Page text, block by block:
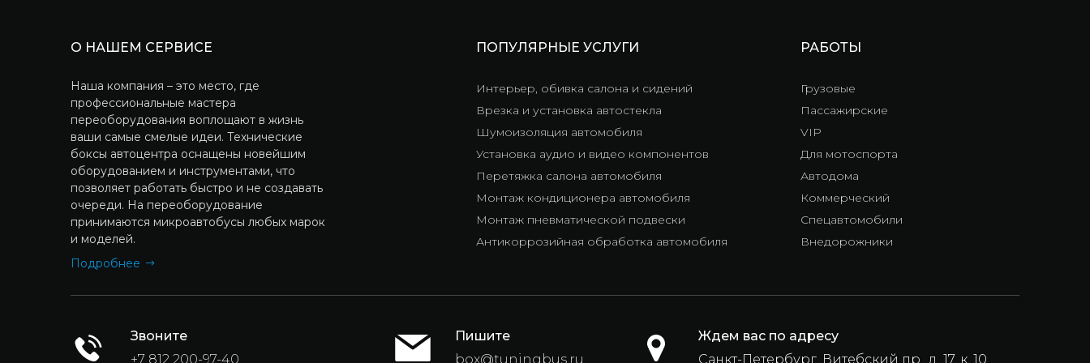
О НАШЕМ СЕРВИСЕ
Наша компания – это место, где
профессиональные мастера
переоборудования воплощают в жизнь
ваши самые смелые идеи. Технические
боксы автоцентра оснащены новейшим
оборудованием и инструментами, что
позволяет работать быстро и не создавать
очереди. На переоборудование
принимаются микроавтобусы любых марок
и моделей.
Подробнее
ПОПУЛЯРНЫЕ УСЛУГИ
Интерьер, обивка салона и сидений
Врезка и установка автостекла
Шумоизоляция автомобиля
Установка аудио и видео компонентов
Перетяжка салона автомобиля
Монтаж кондиционера автомобиля
Монтаж пневматической подвески
Антикоррозийная обработка автомобиля
РАБОТЫ
Грузовые
Пассажирские
VIP
Для мотоспорта
Автодома
Коммерческий
Спецавтомобили
Внедорожники
Звоните
+7 812 200-97-40
Пишите
box@tuningbus.ru
Ждем вас по адресу
Санкт-Петербург, Витебский пр., д. 17, к. 10